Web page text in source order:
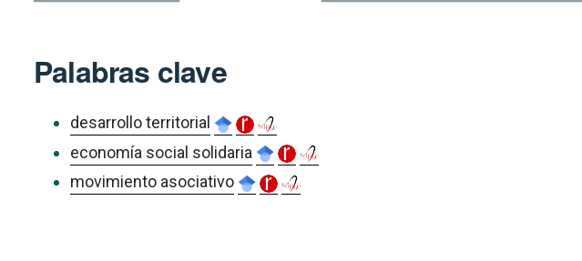
Palabras clave
desarrollo territorial
economía social solidaria
movimiento asociativo